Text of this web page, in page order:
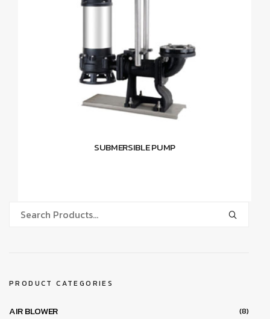
SUBMERSIBLE PUMP
PRODUCT CATEGORIES
AIR BLOWER (8)